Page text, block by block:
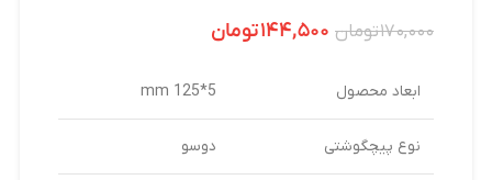
۱۷۰,۰۰۰تومان ۱۴۴,۵۰۰تومان
ابعاد محصول 5*125 mm
نوع پیچگوشتی دوسو